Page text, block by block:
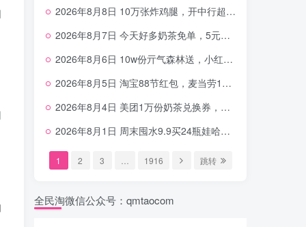
2026年8月8日 10万张炸鸡腿，开中行超给利，美团奶茶0.01，加油券，千问1.8~18.8体验金等
2026年8月7日 今天好多奶茶免单，5元农行省钱卡，京东抢0.01沪上，邮储5.88元等
2026年8月6日 10w份亓气森林送，小红书12元无门槛，中行电费30-10，0元柠檬水+0撸汉堡等
2026年8月5日 淘宝88节红包，麦当劳150万份柠檬水，三万份瑞幸免单，霸王9万份0.01券等
2026年8月4日 美团1万份奶茶兑换券，农行5E卡，中行支付超给利，美团领18个冰激凌，小米每天领2-6元等等
2026年8月1日 周末囤水9.9买24瓶娃哈哈，建行100元京东券，移动5元话费，麦当劳甜筒，交行立减金等
1 2 3 1916 跳转
全民淘微信公众号：qmtaocom